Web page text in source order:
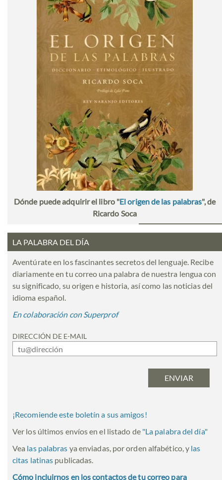
Dónde puede adquirir el libro "El origen de las palabras", de
Ricardo Soca
LA PALABRA DEL DÍA
Aventúrate en los fascinantes secretos del lenguaje. Recibe
diariamente en tu correo una palabra de nuestra lengua con
su significado, su origen e historia, así como las noticias del
idioma español.
En colaboración con Superprof
DIRECCIÓN DE E-MAIL
¡Recomiende este boletín a sus amigos!
Ver los últimos envíos en el listado de "La palabra del día"
Vea las palabras ya enviadas, por orden alfabético, y las
citas latinas publicadas.
Cómo incluirnos en los contactos de tu correo para